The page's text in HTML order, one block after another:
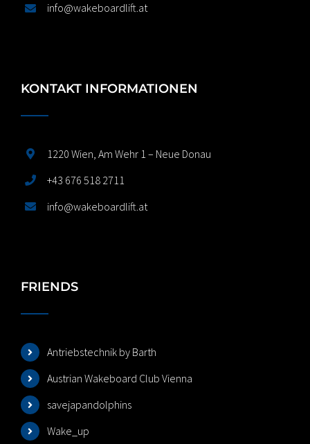
info@wakeboardlift.at
KONTAKT INFORMATIONEN
1220 Wien, Am Wehr 1 – Neue Donau
+43 676 518 2711
info@wakeboardlift.at
FRIENDS
Antriebstechnik by Barth
Austrian Wakeboard Club Vienna
savejapandolphins
Wake_up